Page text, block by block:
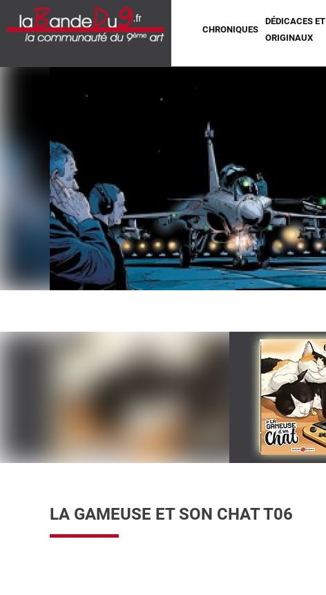
CHRONIQUES
DÉDICACES ET
ORIGINAUX
LA GAMEUSE ET SON CHAT T06